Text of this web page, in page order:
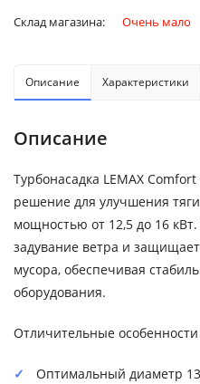
Склад магазина: Очень мало
Описание Характеристики
Описание
Турбонасадка LEMAX
решение для улучшения
мощностью от 12,5 до 16
задувание ветра и
мусора, обеспечивая
оборудования.
Отличительные особенности
Оптимальный диаметр